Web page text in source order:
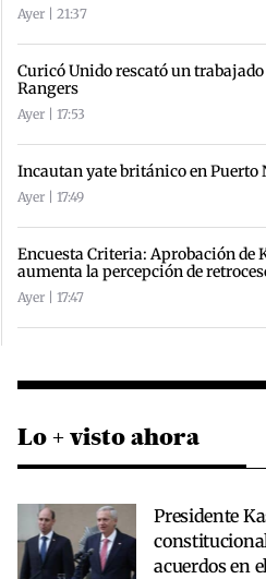
Ayer | 21:37
Curicó Unido rescató un
Rangers
Ayer | 17:53
Incautan yate británico en
Ayer | 17:49
Encuesta Criteria: Aprobación de
aumenta la percepción de
Ayer | 17:47
Lo + visto ahora
Presidente
acuerdos en